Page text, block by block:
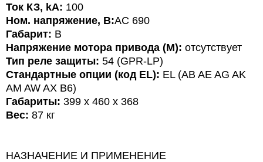
Ток КЗ, kA: 100
Ном. напряжение, В:АС 690
Габарит: В
Напряжение мотора привода (M): отсутствует
Тип реле защиты: 54 (GPR-LР)
Стандартные опции (код EL): EL (AB AE AG AK
AM AW AX B6)
Габариты: 399 x 460 x 368
Вес: 87 кг
НАЗНАЧЕНИЕ И ПРИМЕНЕНИЕ